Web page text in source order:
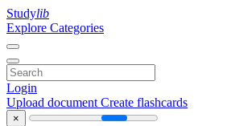
Studylib
Explore Categories
Login
Upload document Create flashcards
×